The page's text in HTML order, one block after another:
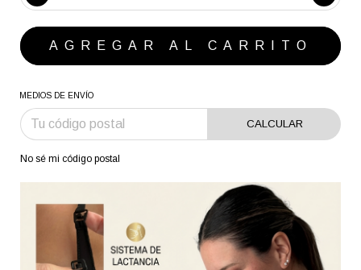
MEDIOS DE ENVÍO
CALCULAR
No sé mi código postal